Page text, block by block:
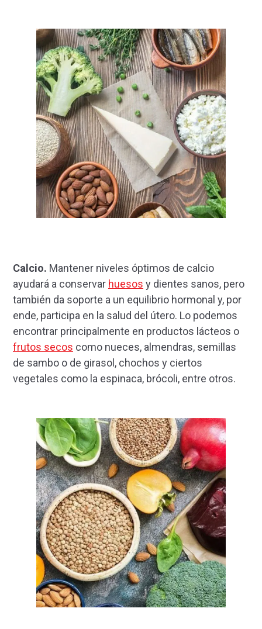
Calcio. Mantener niveles óptimos de calcio
ayudará a conservar huesos y dientes sanos, pero
también da soporte a un equilibrio hormonal y, por
ende, participa en la salud del útero. Lo podemos
encontrar principalmente en productos lácteos o
frutos secos como nueces, almendras, semillas
de sambo o de girasol, chochos y ciertos
vegetales como la espinaca, brócoli, entre otros.